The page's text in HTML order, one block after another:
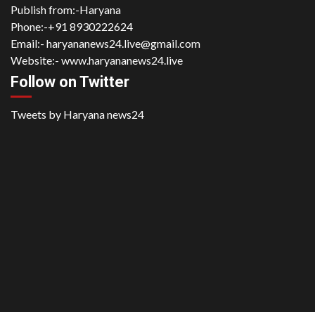
Publish from:-Haryana
Phone:-+91 8930222624
Email:- haryananews24.live@gmail.com
Website:- www.haryananews24.live
Follow on Twitter
Tweets by Haryana news24